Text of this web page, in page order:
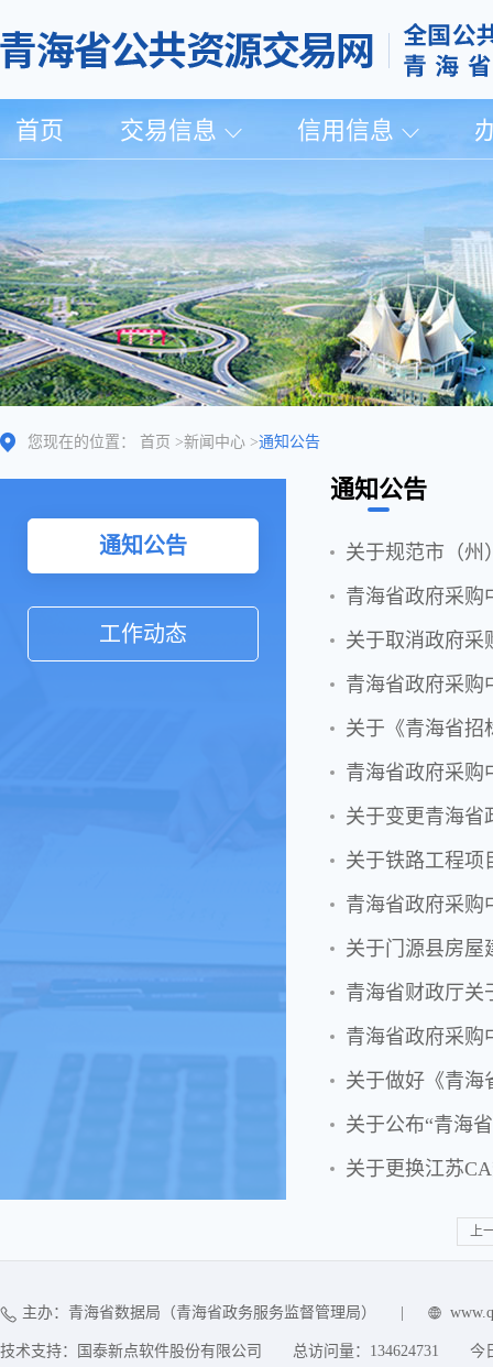
首页 交易信息 信用信息
您现在的位置： 首页 >新闻中心 >通知公告
通知公告
工作动态
通知公告
关于规范市（州
关于取消政府采
青海省政府采购
关于《青海省招
关于变更青海省
关于铁路工程项
青海省政府采购
青海省财政厅关
青海省政府采购
关于做好《青海
关于公布“青海
关于更换江苏
上
主办：青海省数据局（青海省政务服务监督管理局）
技术支持：国泰新点软件股份有限公司 总访问量： 134624731 今